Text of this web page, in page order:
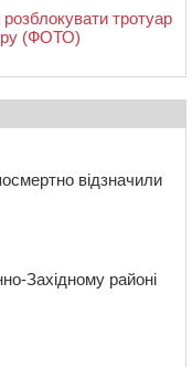
тротуар
(ФОТО)
відзначили
Західному районі